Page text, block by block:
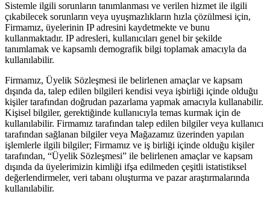
Sistemle ilgili sorunların tanımlanması ve verilen hizmet ile ilgili
çıkabilecek sorunların veya uyuşmazlıkların hızla çözülmesi için,
Firmamız, üyelerinin IP adresini kaydetmekte ve bunu
kullanmaktadır. IP adresleri, kullanıcıları genel bir şekilde
tanımlamak ve kapsamlı demografik bilgi toplamak amacıyla da
kullanılabilir.
Firmamız, Üyelik Sözleşmesi ile belirlenen amaçlar ve kapsam
dışında da, talep edilen bilgileri kendisi veya işbirliği içinde olduğu
kişiler tarafından doğrudan pazarlama yapmak amacıyla kullanabilir.
Kişisel bilgiler, gerektiğinde kullanıcıyla temas kurmak için de
kullanılabilir. Firmamız tarafından talep edilen bilgiler veya kullanıcı
tarafından sağlanan bilgiler veya Mağazamız üzerinden yapılan
işlemlerle ilgili bilgiler; Firmamız ve iş birliği içinde olduğu kişiler
tarafından, “Üyelik Sözleşmesi” ile belirlenen amaçlar ve kapsam
dışında da üyelerimizin kimliği ifşa edilmeden çeşitli istatistiksel
değerlendirmeler, veri tabanı oluşturma ve pazar araştırmalarında
kullanılabilir.